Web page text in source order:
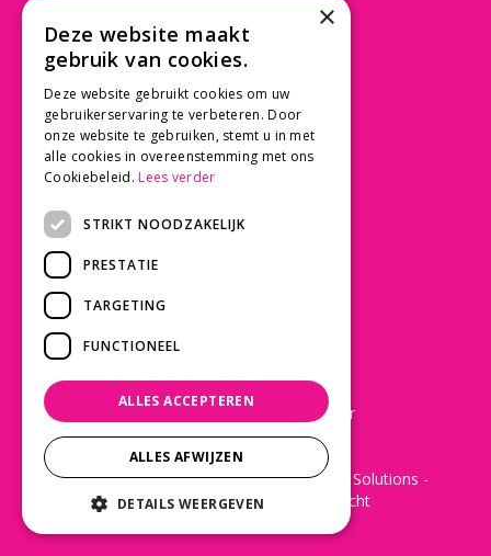
3997 MK 't Goy
030 - 60 11 365
info@tuincentrumdebruijn.nl
Betaalinformatie
Laat een Google review achter
© 2022 - De Bruijn Tuincentrum -Green Solutions -
Disclaimer-Tuincentrum Overzicht
×
Deze website maakt
gebruik van cookies.
Deze website gebruikt cookies om uw
gebruikerservaring te verbeteren. Door
onze website te gebruiken, stemt u in met
alle cookies in overeenstemming met ons
Cookiebeleid. Lees verder
STRIKT NOODZAKELIJK
PRESTATIE
TARGETING
FUNCTIONEEL
ALLES ACCEPTEREN
ALLES AFWIJZEN
DETAILS WEERGEVEN